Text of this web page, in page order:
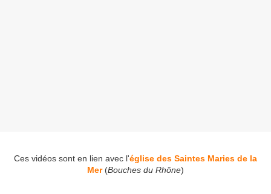
Ces vidéos sont en lien avec l'église des Saintes Maries de la
Mer(Bouches du Rhône)